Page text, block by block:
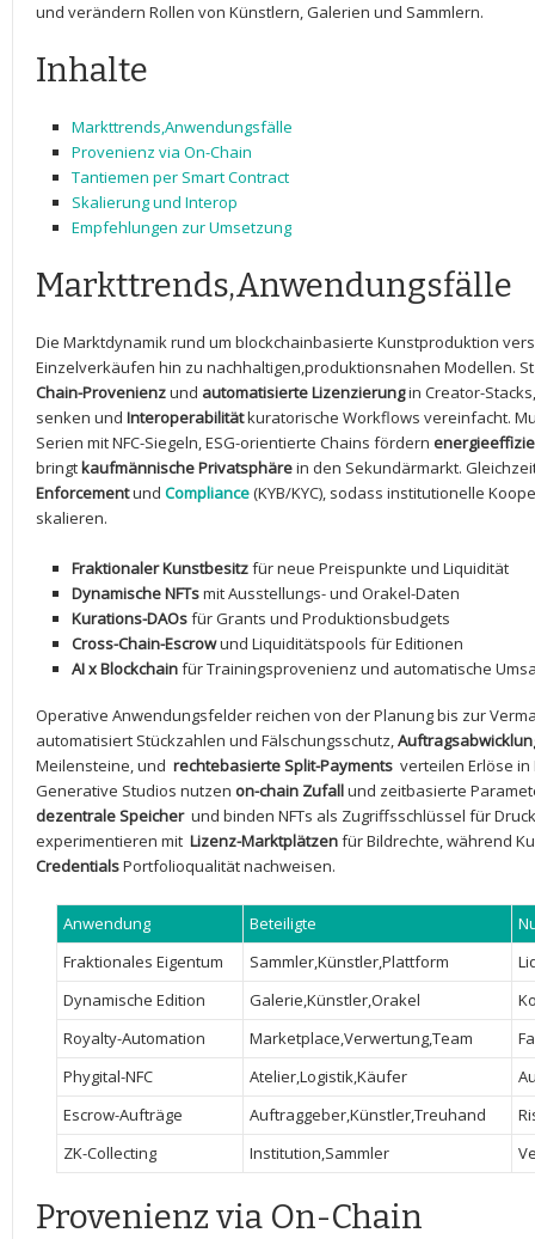
und verändern⁢ Rollen von Künstlern, ‍Galerien⁤ und Sammlern.
Inhalte
Markttrends,Anwendungsfälle
Provenienz via On-Chain
Tantiemen ⁢per Smart Contract
Skalierung und Interop
Empfehlungen zur ‍Umsetzung
Markttrends,Anwendungsfälle
Die ‍Marktdynamik‍ rund um​ blockchainbasierte Kunstproduktion
Einzelverkäufen hin zu nachhaltigen,produktionsnahen Modellen.
Chain-Provenienzund automatisierte Lizenzierungin Creator-
senken ⁣und⁤ Interoperabilitätkuratorische Workflows​ vereinfacht.
Serien mit NFC-Siegeln, ESG-orientierte Chains⁤ fördern
bringtkaufmännische Privatsphärein ⁢den Sekundärmarkt.
Enforcementund Compliance(KYB/KYC), ‍sodass institutionelle
skalieren.
Fraktionaler ​Kunstbesitz‍für neue Preispunkte ‌und Liquidität
Dynamische NFTsmit Ausstellungs- und Orakel-Daten
Kurations-DAOs‍für​ Grants und Produktionsbudgets
Cross-Chain-Escrowund ⁢Liquiditätspools für Editionen
AI x ⁣Blockchainfür ‌Trainingsprovenienz und automatische‌
Operative Anwendungsfelder reichen von​ der Planung bis zur
automatisiert Stückzahlen⁢ und ‌Fälschungsschutz,
Meilensteine, ‍und ⁣ rechtebasierte Split-Payments verteilen ⁢Erlöse
Generative Studios nutzen on-chain Zufallund zeitbasierte
dezentrale​ Speicher und binden NFTs‍ als​ Zugriffsschlüssel für
experimentieren ⁢mit ​ Lizenz-Marktplätzenfür Bildrechte, während
Credentials⁢Portfolioqualität nachweisen.
Anwendung Beteiligte
Fraktionales Eigentum
Sammler,Künstler,Plattform
Dynamische⁢ Edition
Galerie,Künstler,Orakel
Royalty-Automation
Marketplace,Verwertung,Team
Phygital-NFC
Atelier,Logistik,Käufer
Escrow-Aufträge
Auftraggeber,Künstler,Treuhand
ZK-Collecting
Institution,Sammler
Provenienz via ⁢On-Chain